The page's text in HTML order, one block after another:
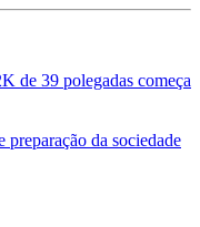
de 39 polegadas começa
da sociedade